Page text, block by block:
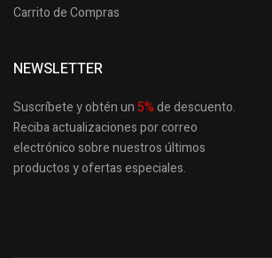
Carrito de Compras
NEWSLETTER
Suscríbete y obtén un 5%de descuento.
Reciba actualizaciones por correo
electrónico sobre nuestros últimos
productosy ofertas especiales.